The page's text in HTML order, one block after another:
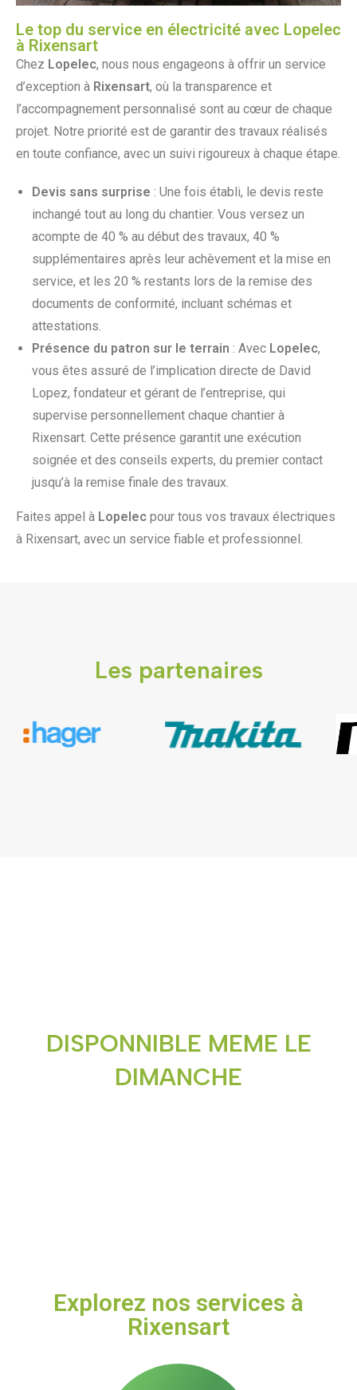
Le top du service en électricité avec Lopelec
à Rixensart
Chez Lopelec, nous nous engageons à offrir un service
d’exception à Rixensart, où la transparence et
l’accompagnement personnalisé sont au cœur de chaque
projet. Notre priorité est de garantir des travaux réalisés
en toute confiance, avec un suivi rigoureux à chaque étape.
Devis sans surprise : Une fois établi, le devis reste
inchangé tout au long du chantier. Vous versez un
acompte de 40 % au début des travaux, 40 %
supplémentaires après leur achèvement et la mise en
service, et les 20 % restants lors de la remise des
documents de conformité, incluant schémas et
attestations.
Présence du patron sur le terrain : Avec Lopelec,
vous êtes assuré de l’implication directe de David
Lopez, fondateur et gérant de l’entreprise, qui
supervise personnellement chaque chantier à
Rixensart. Cette présence garantit une exécution
soignée et des conseils experts, du premier contact
jusqu’à la remise finale des travaux.
Faites appel à Lopelec pour tous vos travaux électriques
à Rixensart, avec un service fiable et professionnel.
Les partenaires
DISPONNIBLE MEME LE
DIMANCHE
Explorez nos services à
Rixensart